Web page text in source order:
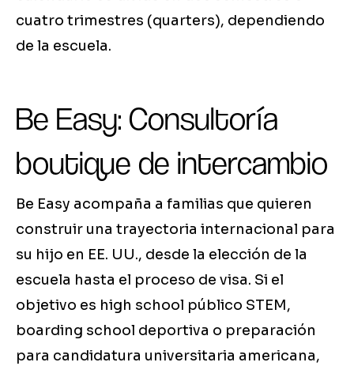
cuatro trimestres (quarters), dependiendo
de la escuela.
Be Easy: Consultoría
boutique de intercambio
Be Easy acompaña a familias que quieren
construir una trayectoria internacional para
su hijo en EE. UU., desde la elección de la
escuela hasta el proceso de visa. Si el
objetivo es high school público STEM,
boarding school deportiva o preparación
para candidatura universitaria americana,